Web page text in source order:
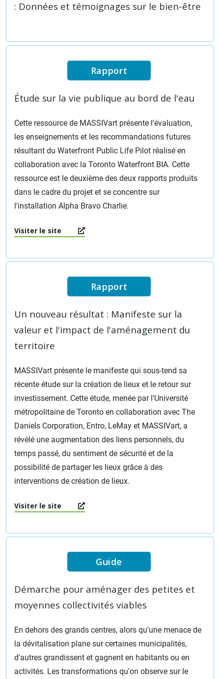
: Données et témoignages sur le bien-être
Rapport
Étude sur la vie publique au bord de l'eau
Cette ressource de MASSIVart présente l'évaluation,
les enseignements et les recommandations futures
résultant du Waterfront Public Life Pilot réalisé en
collaboration avec la Toronto Waterfront BIA. Cette
ressource est le deuxième des deux rapports produits
dans le cadre du projet et se concentre sur
l'installation Alpha Bravo Charlie.
Visiter le site
Rapport
Un nouveau résultat : Manifeste sur la
valeur et l'impact de l'aménagement du
territoire
MASSIVart présente le manifeste qui sous-tend sa
récente étude sur la création de lieux et le retour sur
investissement. Cette étude, menée par l'Université
métropolitaine de Toronto en collaboration avec The
Daniels Corporation, Entro, LeMay et MASSIVart, a
révélé une augmentation des liens personnels, du
temps passé, du sentiment de sécurité et de la
possibilité de partager les lieux grâce à des
interventions de création de lieux.
Visiter le site
Guide
Démarche pour aménager des petites et
moyennes collectivités viables
En dehors des grands centres, alors qu'une menace de
la dévitalisation plane sur certaines municipalités,
d'autres grandissent et gagnent en habitants ou en
activités. Les transformations qu'on observe sur le